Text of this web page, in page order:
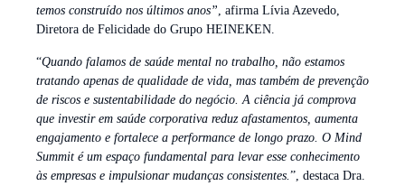
temos construído nos últimos anos”, afirma Lívia Azevedo,
Diretora de Felicidade do Grupo HEINEKEN.
“Quando falamos de saúde mental no trabalho, não estamos
tratando apenas de qualidade de vida, mas também de prevenção
de riscos e sustentabilidade do negócio. A ciência já comprova
que investir em saúde corporativa reduz afastamentos, aumenta
engajamento e fortalece a performance de longo prazo. O Mind
Summit é um espaço fundamental para levar esse conhecimento
às empresas e impulsionar mudanças consistentes. ”, destaca Dra.